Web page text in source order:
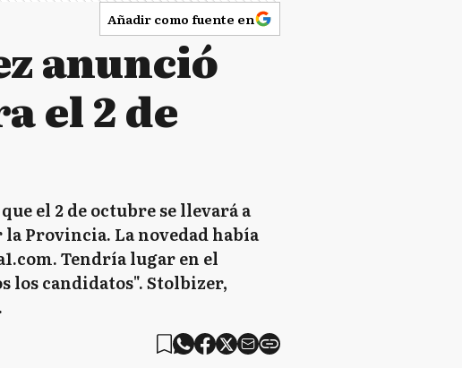
Añadir como fuente en
anunció
el 2 de
el 2 de octubre se llevará a
Provincia. La novedad había
Tendría lugar en el
los candidatos". Stolbizer,